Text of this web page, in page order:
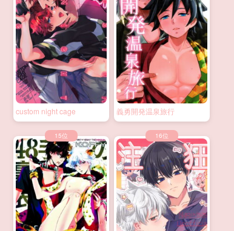
custom night cage 義勇開発温泉旅行